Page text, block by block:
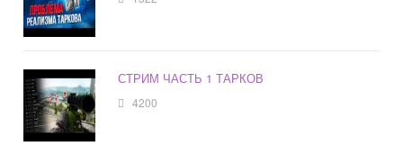
СТРИМ ЧАСТЬ 1 ТАРКОВ
4200